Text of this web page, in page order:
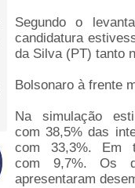
Segundo o
candidatura
da Silva (PT) tanto
Bolsonaro à frente
Na simulação
com 38,5% das
com 33,3%. Em
com 9,7%. Os
apresentaram